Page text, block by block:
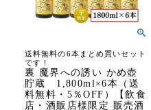
送料無料の6本まとめ買いセット
です！
裏 魔界への誘い かめ壺
貯蔵 1,800ml×6本（送
料無料・5％OFF）【飲食
店・酒販店様限定 販売酒